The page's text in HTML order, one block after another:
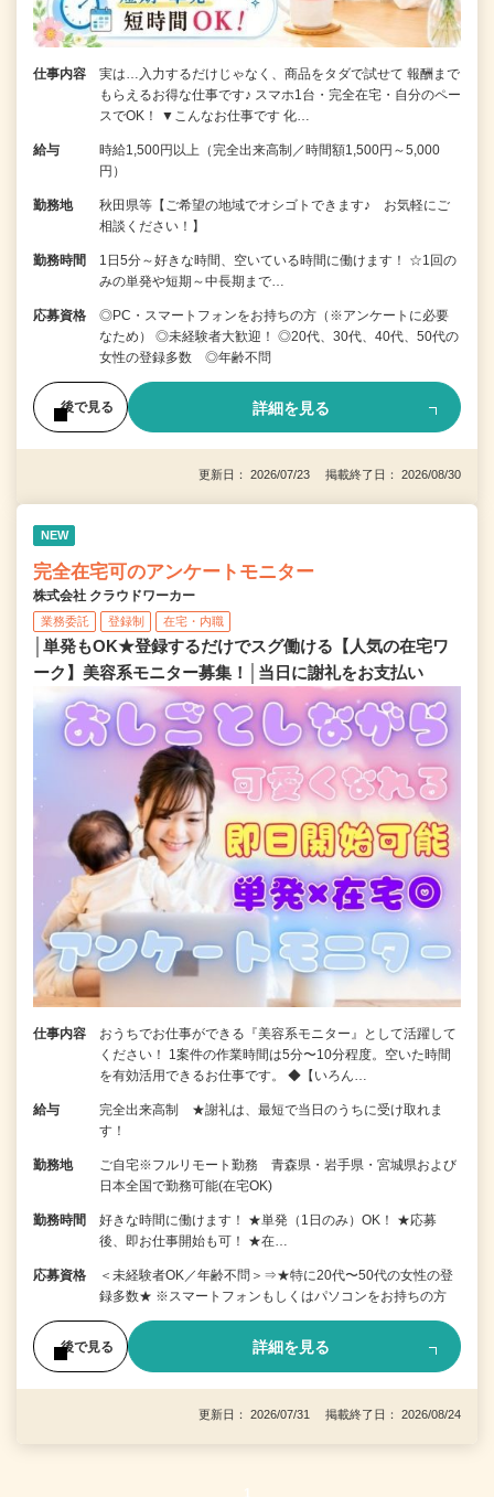
仕事内容
実は…入力するだけじゃなく、商品をタダで試せて 報酬まで
もらえるお得な仕事です♪ スマホ1台・完全在宅・自分のペー
スでOK！ ▼こんなお仕事です 化…
給与
時給1,500円以上（完全出来高制／時間額1,500円～5,000
円）
勤務地
秋田県等【ご希望の地域でオシゴトできます♪ お気軽にご
相談ください！】
勤務時間
1日5分～好きな時間、空いている時間に働けます！ ☆1回の
みの単発や短期～中長期まで…
応募資格
◎PC・スマートフォンをお持ちの方（※アンケートに必要
なため） ◎未経験者大歓迎！ ◎20代、30代、40代、50代の
女性の登録多数 ◎年齢不問
後で見る 詳細を見る
更新日： 2026/07/23 掲載終了日： 2026/08/30
NEW
完全在宅可のアンケートモニター
株式会社 クラウドワーカー
業務委託 登録制 在宅・内職
│単発もOK★登録するだけでスグ働ける【人気の在宅ワ
ーク】美容系モニター募集！│当日に謝礼をお支払い
仕事内容
おうちでお仕事ができる『美容系モニター』として活躍して
ください！ 1案件の作業時間は5分〜10分程度。空いた時間
を有効活用できるお仕事です。 ◆【いろん…
給与
完全出来高制 ★謝礼は、最短で当日のうちに受け取れま
す！
勤務地
ご自宅※フルリモート勤務 青森県・岩手県・宮城県および
日本全国で勤務可能(在宅OK)
勤務時間
好きな時間に働けます！ ★単発（1日のみ）OK！ ★応募
後、即お仕事開始も可！ ★在…
応募資格
＜未経験者OK／年齢不問＞⇒★特に20代〜50代の女性の登
録多数★ ※スマートフォンもしくはパソコンをお持ちの方
後で見る 詳細を見る
更新日： 2026/07/31 掲載終了日： 2026/08/24